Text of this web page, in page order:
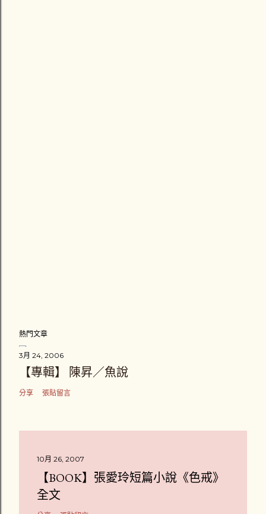
熱門文章
3月 24, 2006
【專輯】 陳昇／魚說
分享 張貼留言
10月 26, 2007
【BOOK】張愛玲短篇小說《色戒》
全文